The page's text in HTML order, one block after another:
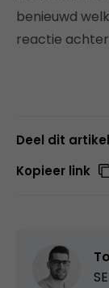
benieuwd
reactie
Deel dit artikel
Kopieer link